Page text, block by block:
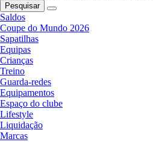
Pesquisar
Saldos
Coupe do Mundo 2026
Sapatilhas
Equipas
Crianças
Treino
Guarda-redes
Equipamentos
Espaço do clube
Lifestyle
Liquidação
Marcas